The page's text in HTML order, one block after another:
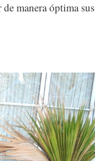
manera óptima sus